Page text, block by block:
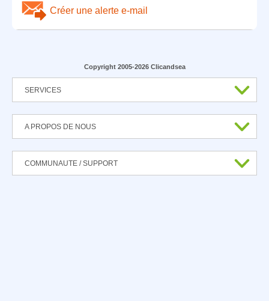
Créer une alerte e-mail
Copyright 2005-2026 Clicandsea
SERVICES
A PROPOS DE NOUS
COMMUNAUTE / SUPPORT